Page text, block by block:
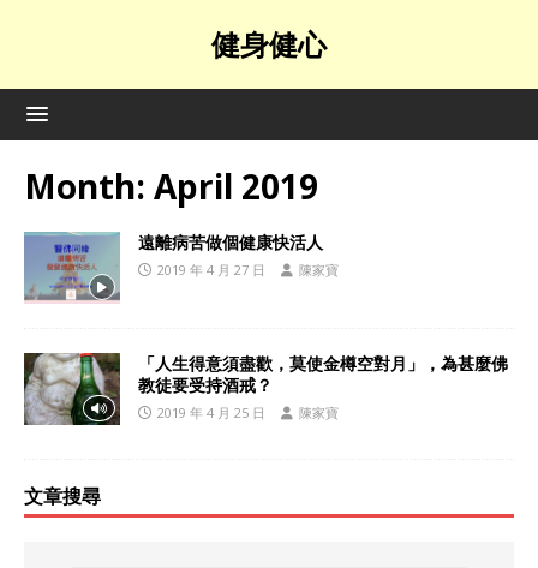
健身健心
Month: April 2019
遠離病苦做個健康快活人
2019 年 4 月 27 日 陳家寶
「人生得意須盡歡，莫使金樽空對月」，為甚麼佛
教徒要受持酒戒？
2019 年 4 月 25 日 陳家寶
文章搜尋